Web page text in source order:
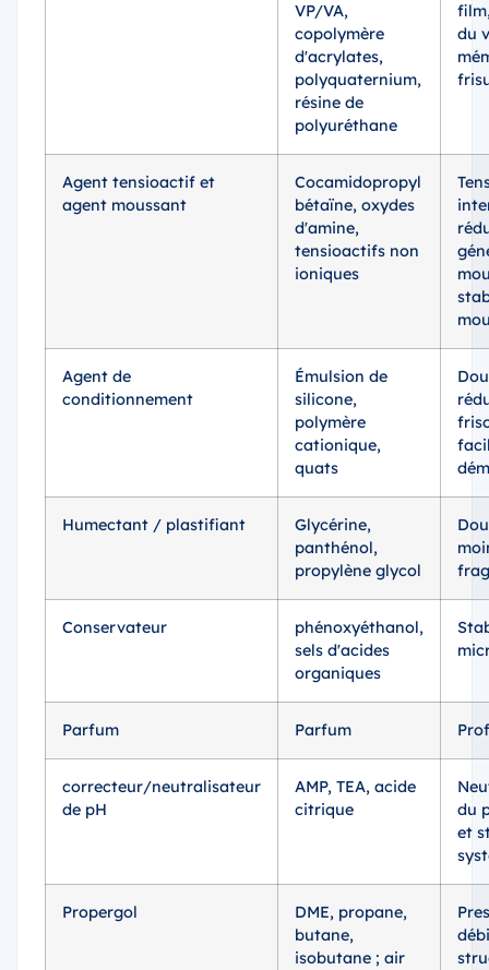
VP/VA,
copolymère
d'acrylates,
polyquaternium,
résine de
polyuréthane
du
Agent tensioactif et
agent moussant
Cocamidopropyl
bétaïne, oxydes
d'amine,
tensioactifs non
ioniques
Agent de
conditionnement
Émulsion de
silicone,
polymère
cationique,
quats
Humectant / plastifiant
Glycérine,
panthénol,
propylène glycol
Conservateur
phénoxyéthanol,
sels d'acides
organiques
Parfum Parfum
correcteur/neutralisateur
de pH
AMP, TEA, acide
citrique
du
et
Propergol
DME, propane,
butane,
isobutane ; air